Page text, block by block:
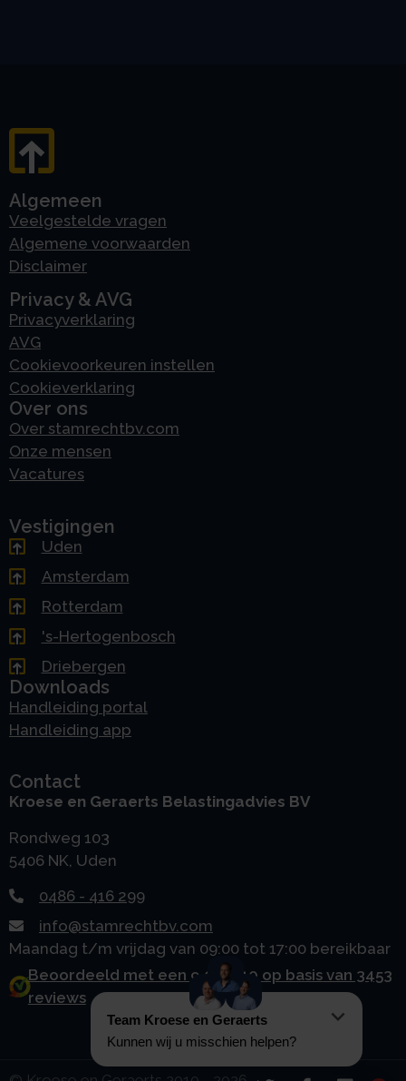
Algemeen
Veelgestelde vragen
Algemene voorwaarden
Disclaimer
Privacy & AVG
Privacyverklaring
AVG
Cookievoorkeuren instellen
Cookieverklaring
Over ons
Over stamrechtbv.com
Onze mensen
Vacatures
Vestigingen
Uden
Amsterdam
Rotterdam
's-Hertogenbosch
Driebergen
Downloads
Handleiding portal
Handleiding app
Contact
Kroese en Geraerts Belastingadvies BV
Rondweg 103
5406 NK, Uden
0486 - 416 299
info@stamrechtbv.com
Maandag t/m vrijdag van 09:00 tot 17:00 bereikbaar
Beoordeeld met een 9.0 uit 10 op basis van 3453
reviews